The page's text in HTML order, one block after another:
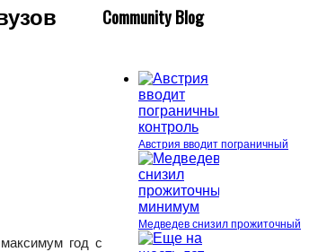
максимум год с
Community Blog
Австрия вводит пограничный
Медведев снизил прожиточный